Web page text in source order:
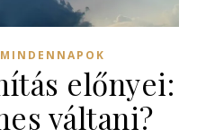
MINDENNAPOK
előnyei:
váltani?